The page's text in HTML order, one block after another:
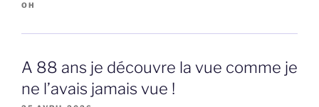
OH
A 88 ans je découvre la vue comme je
ne l’avais jamais vue !